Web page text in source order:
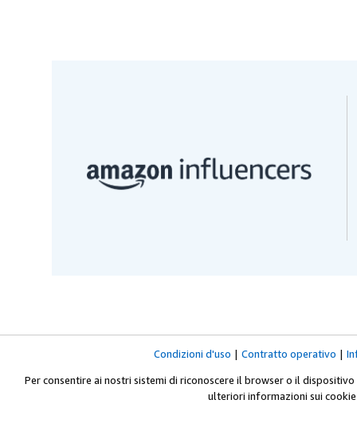
Condizioni d'uso | Contratto operativo |
Per consentire ai nostri sistemi di riconoscere il browser o il
ulteriori informazioni sui